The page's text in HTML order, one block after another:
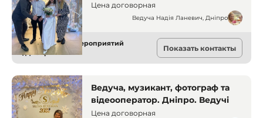
Цена договорная
Ведуча Надія Ланевич, Дніпро
Ведущие для мероприятий
Днепр
Показать контакты
Ведуча, музикант, фотограф та
відеооператор. Дніпро. Ведучі
Цена договорная